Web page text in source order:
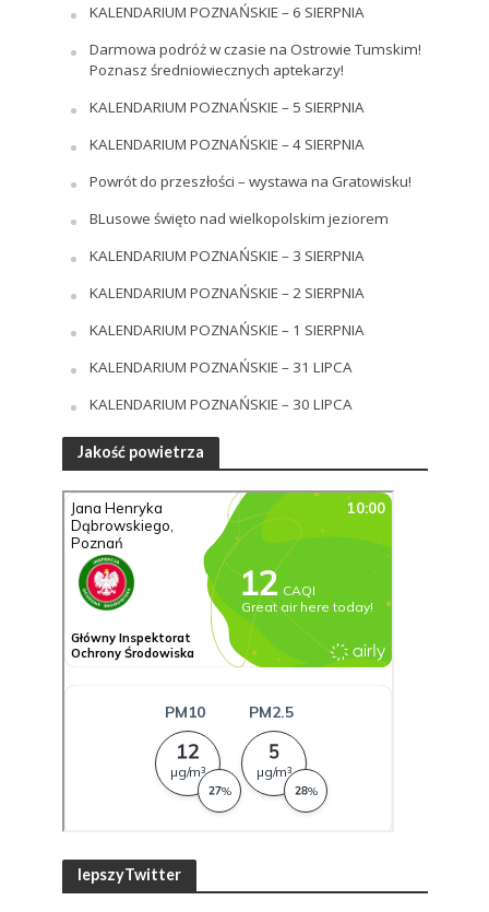
KALENDARIUM POZNAŃSKIE – 6 SIERPNIA
Darmowa podróż w czasie na Ostrowie Tumskim!
Poznasz średniowiecznych aptekarzy!
KALENDARIUM POZNAŃSKIE – 5 SIERPNIA
KALENDARIUM POZNAŃSKIE – 4 SIERPNIA
Powrót do przeszłości – wystawa na Gratowisku!
BLusowe święto nad wielkopolskim jeziorem
KALENDARIUM POZNAŃSKIE – 3 SIERPNIA
KALENDARIUM POZNAŃSKIE – 2 SIERPNIA
KALENDARIUM POZNAŃSKIE – 1 SIERPNIA
KALENDARIUM POZNAŃSKIE – 31 LIPCA
KALENDARIUM POZNAŃSKIE – 30 LIPCA
Jakość powietrza
lepszyTwitter